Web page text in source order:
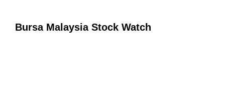
Bursa Malaysia Stock Watch